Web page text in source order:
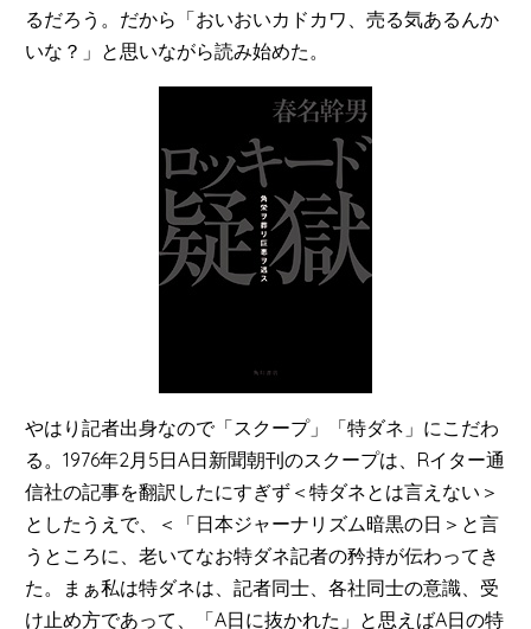
るだろう。だから「おいおいカドカワ、売る気あるんか
いな？」と思いながら読み始めた。
やはり記者出身なので「スクープ」「特ダネ」にこだわ
る。1976年2月5日A日新聞朝刊のスクープは、Rイター通
信社の記事を翻訳したにすぎず＜特ダネとは言えない＞
としたうえで、＜「日本ジャーナリズム暗黒の日＞と言
うところに、老いてなお特ダネ記者の矜持が伝わってき
た。まぁ私は特ダネは、記者同士、各社同士の意識、受
け止め方であって、「A日に抜かれた」と思えばA日の特